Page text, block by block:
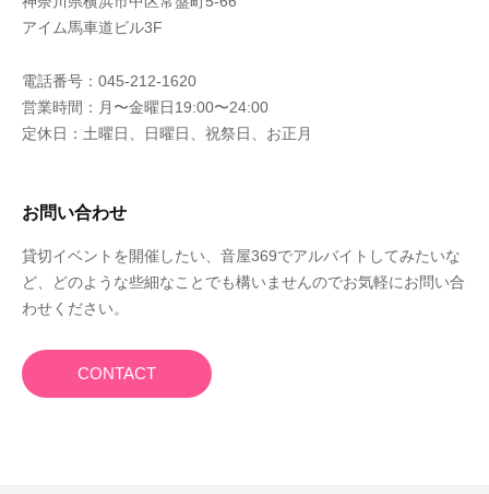
アイム馬車道ビル3F
電話番号：045-212-1620
営業時間：月〜金曜日19:00〜24:00
定休日：土曜日、日曜日、祝祭日、お正月
お問い合わせ
貸切イベントを開催したい、音屋369でアルバイトしてみたいな
ど、どのような些細なことでも構いませんのでお気軽にお問い合
わせください。
CONTACT